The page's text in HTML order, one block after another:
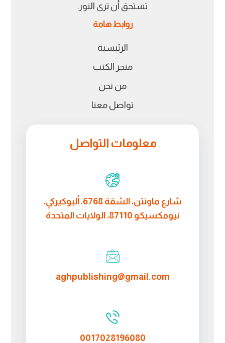
تستحق أن ترى النور.
روابط هامة
الرئيسية
متجر الكتب
من نحن
تواصل معنا
معلومات التواصل
شارع ماونتن، الشقة 6768، ألبوكيركي،
نيومكسيكو 87110، الولايات المتحدة
aghpublishing@gmail.com
0017028196080